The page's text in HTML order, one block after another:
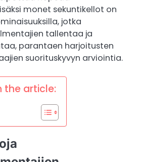
monet sekuntikellot on
jotka
tallentaa ja
parantaen harjoitusten
suorituskyvyn arviointia.
the article: